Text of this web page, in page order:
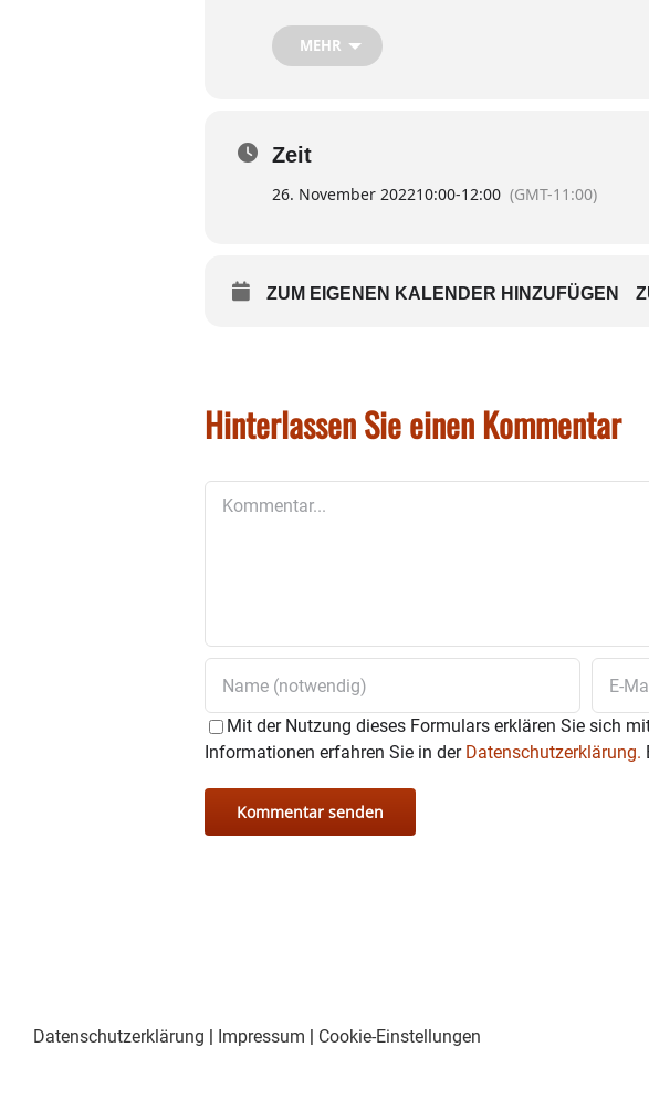
Annahmeist am Freitag, 25. November, von 18
bereit.
MEHR
Zeit
26. November 202210:00-12:00 (GMT-11:00)
ZUM EIGENEN KALENDER HINZUFÜGEN
Hinterlassen Sie einen Kommentar
Mit der Nutzung dieses Formulars erklären Sie sich
Informationen erfahren Sie in der Datenschutzerklärung.
Datenschutzerklärung | Impressum | Cookie-Einstellungen